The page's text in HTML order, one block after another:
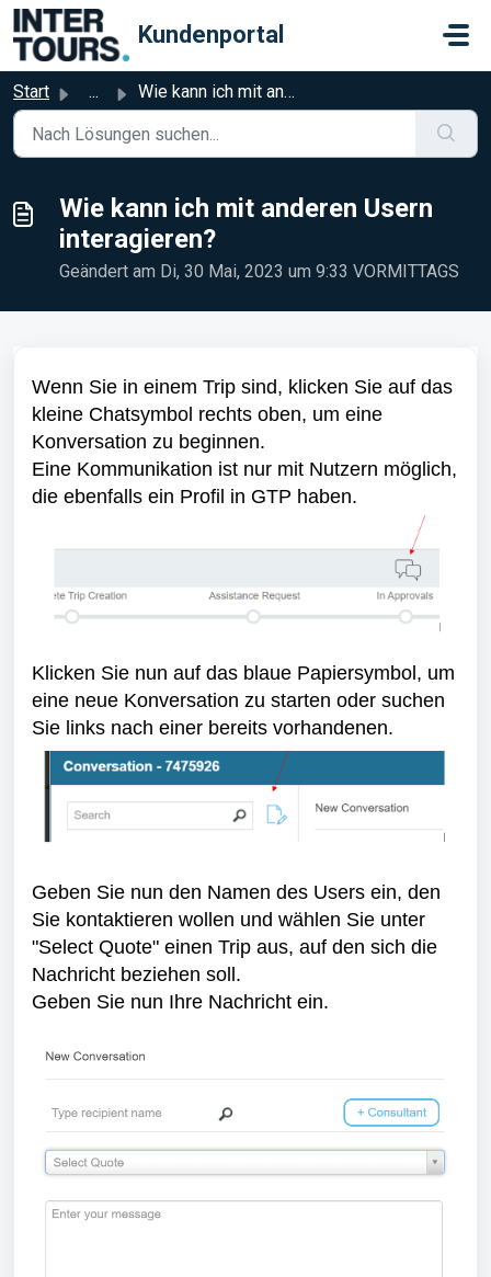
Zum hauptsächlichen Inhalt gehen
Kundenportal
Start ... Wie kann ich mit anderen Usern interagieren?
Wie kann ich mit anderen Usern
interagieren?
Geändert am Di, 30 Mai, 2023 um 9:33 VORMITTAGS
Wenn Sie in einem Trip sind, klicken Sie auf das
kleine Chatsymbol rechts oben, um eine
Konversation zu beginnen.
Eine Kommunikation ist nur mit Nutzern möglich,
die ebenfalls ein Profil in GTP haben.
Klicken Sie nun auf das blaue Papiersymbol, um
eine neue Konversation zu starten oder suchen
Sie links nach einer bereits vorhandenen.
Geben Sie nun den Namen des Users ein, den
Sie kontaktieren wollen und wählen Sie unter
"Select Quote" einen Trip aus, auf den sich die
Nachricht beziehen soll.
Geben Sie nun Ihre Nachricht ein.